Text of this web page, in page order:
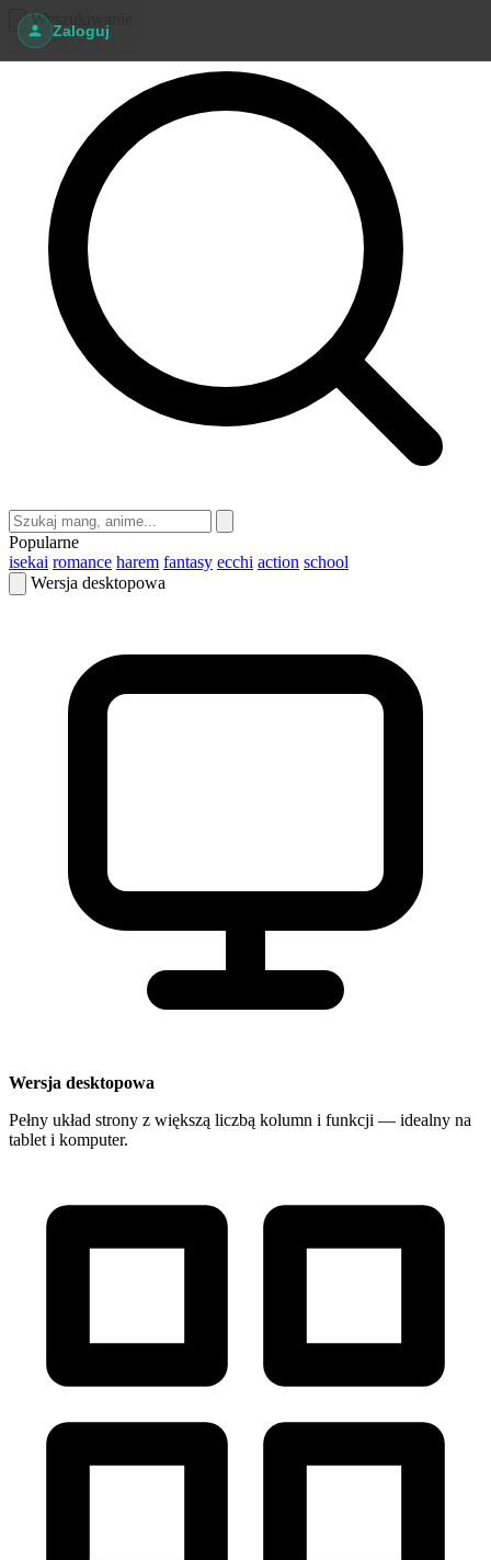
Zaloguj
Wyszukiwanie
Popularne
isekai romance harem fantasy ecchi action school
Wersja desktopowa
Wersja desktopowa
Pełny układ strony z większą liczbą kolumn i funkcji — idealny na
tablet i komputer.